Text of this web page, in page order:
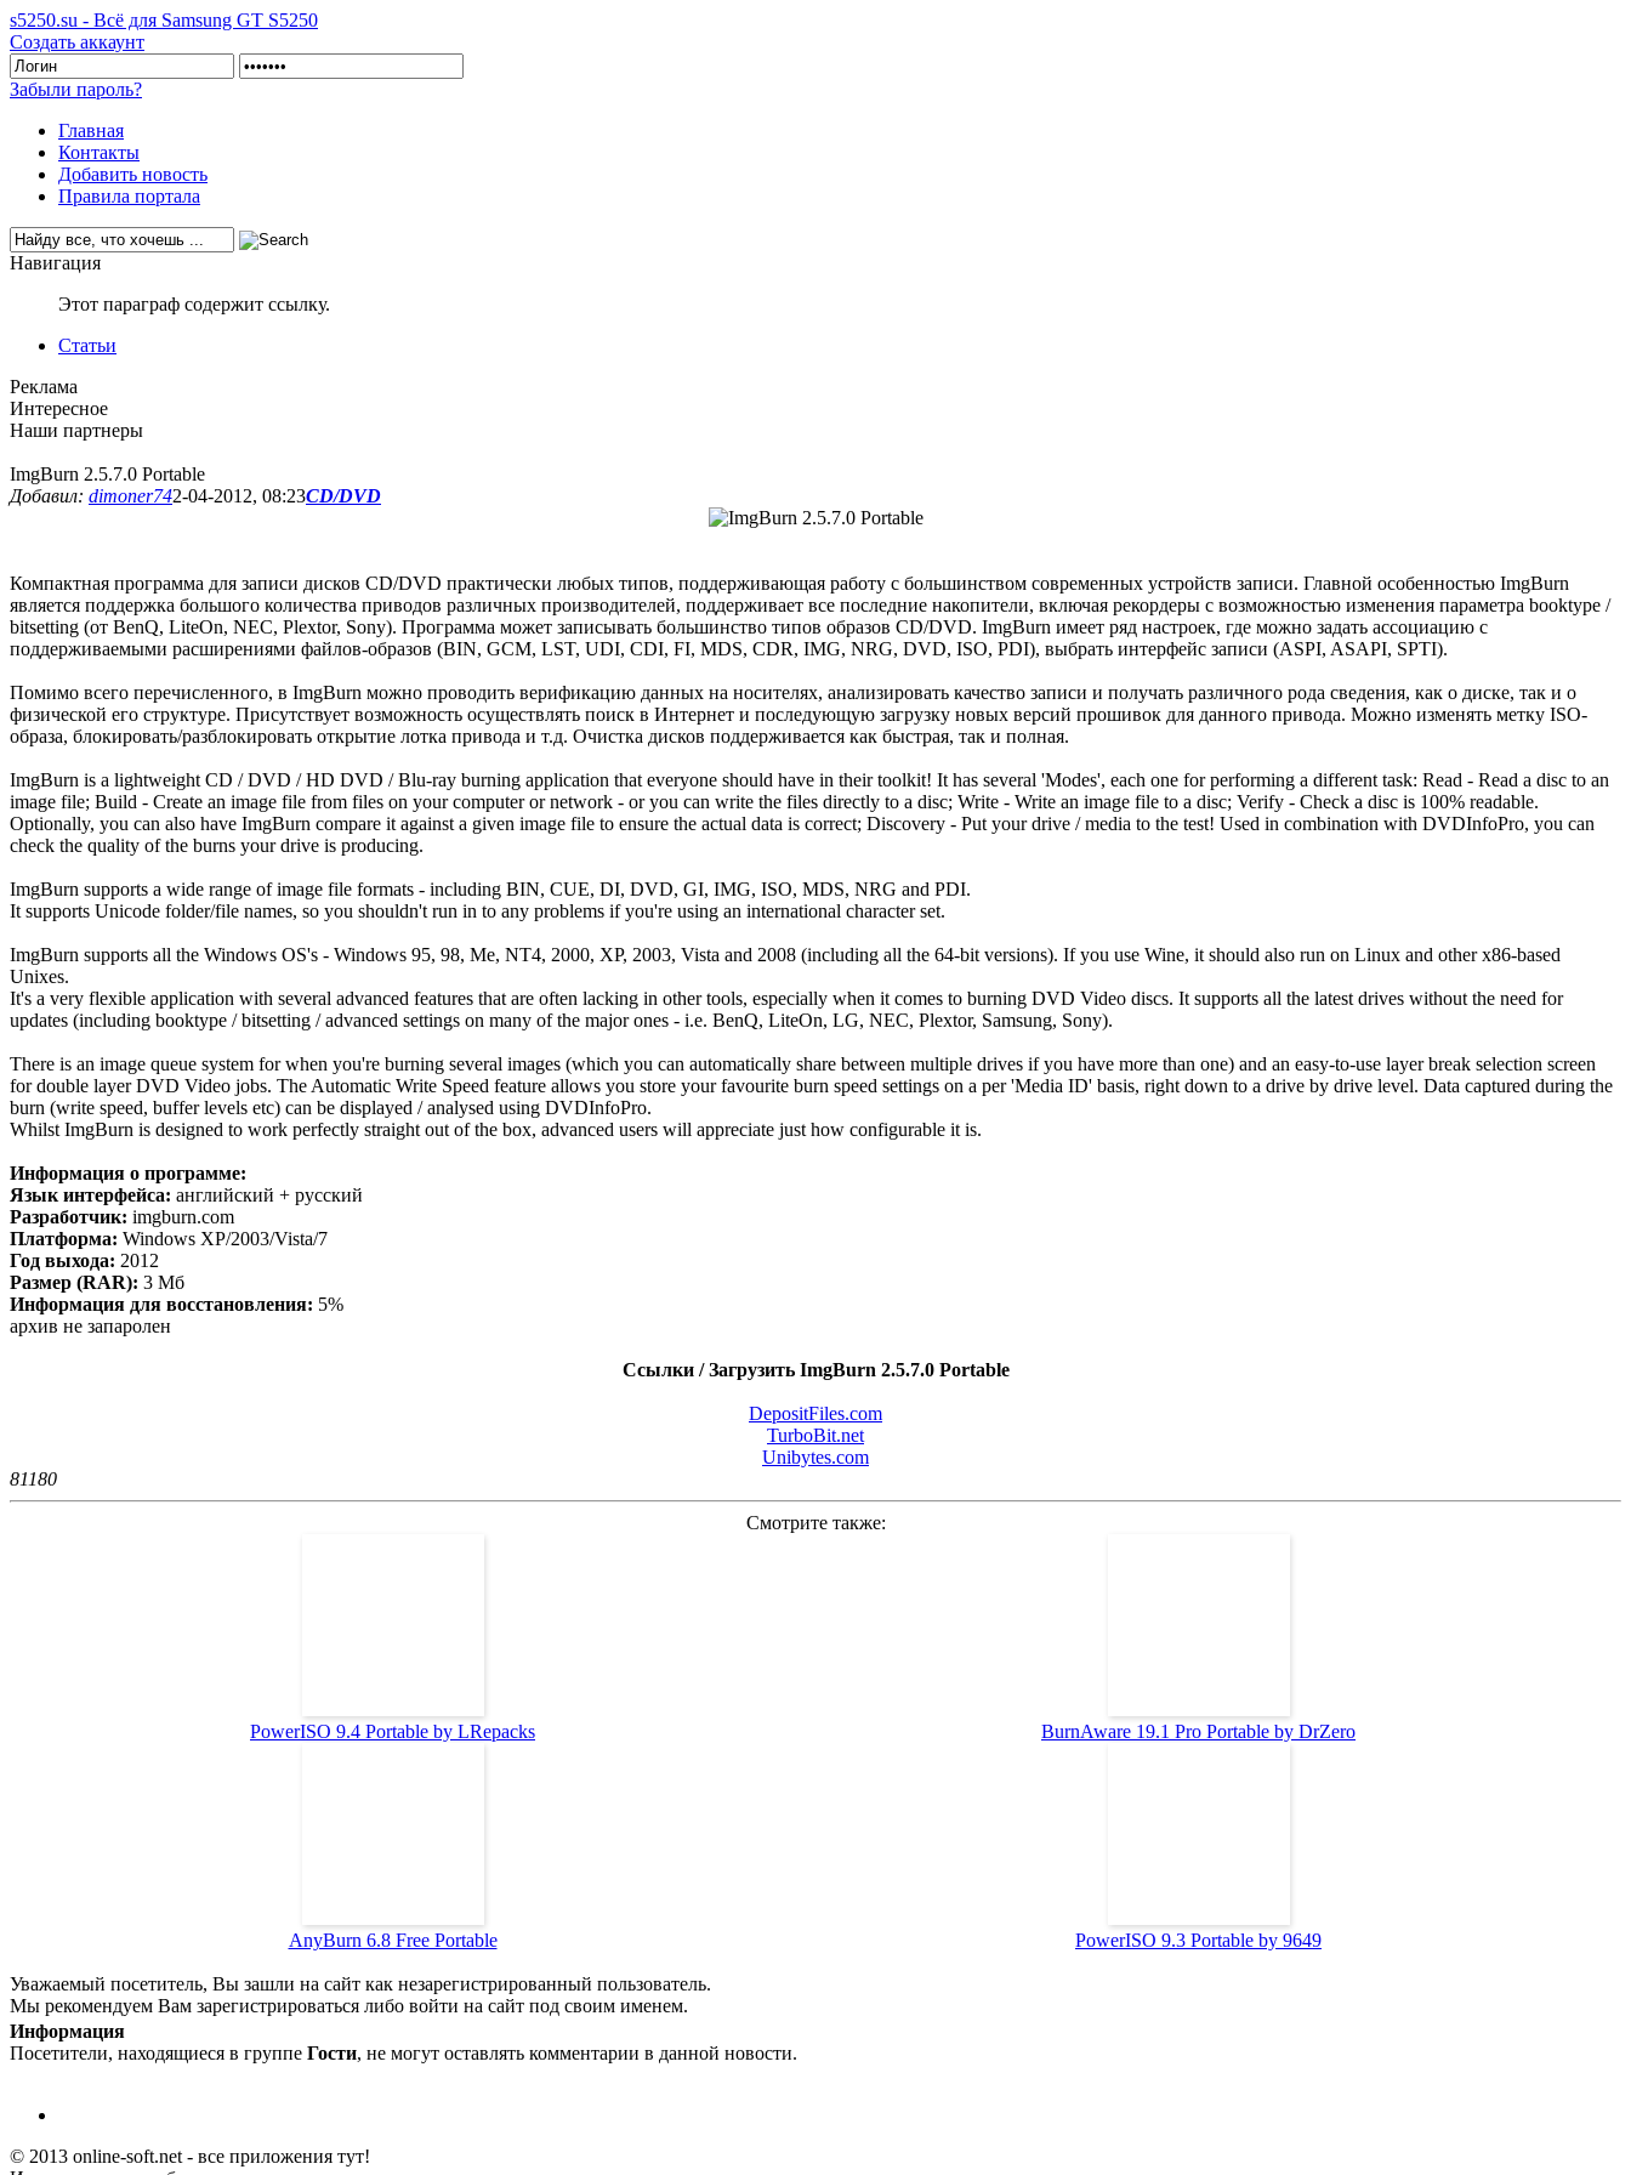
s5250.su - Всё для Samsung GT S5250
Создать аккаунт
Забыли пароль?
Главная
Контакты
Добавить новость
Правила портала
Навигация
Этот параграф содержит ссылку.
Статьи
Реклама
Интересное
Наши партнеры
ImgBurn 2.5.7.0 Portable
Добавил: dimoner742-04-2012, 08:23CD/DVD
Компактная программа для записи дисков CD/DVD практически любых типов, поддерживающая работу с большинством современных устройств записи. Главной особенностью ImgBurn
является поддержка большого количества приводов различных производителей, поддерживает все последние накопители, включая рекордеры с возможностью изменения параметра booktype /
bitsetting (от BenQ, LiteOn, NEC, Plextor, Sony). Программа может записывать большинство типов образов CD/DVD. ImgBurn имеет ряд настроек, где можно задать ассоциацию с
поддерживаемыми расширениями файлов-образов (BIN, GCM, LST, UDI, CDI, FI, MDS, CDR, IMG, NRG, DVD, ISO, PDI), выбрать интерфейс записи (ASPI, ASAPI, SPTI).
Помимо всего перечисленного, в ImgBurn можно проводить верификацию данных на носителях, анализировать качество записи и получать различного рода сведения, как о диске, так и о
физической его структуре. Присутствует возможность осуществлять поиск в Интернет и последующую загрузку новых версий прошивок для данного привода. Можно изменять метку ISO-
образа, блокировать/разблокировать открытие лотка привода и т.д. Очистка дисков поддерживается как быстрая, так и полная.
ImgBurn is a lightweight CD / DVD / HD DVD / Blu-ray burning application that everyone should have in their toolkit! It has several 'Modes', each one for performing a different task: Read - Read a disc to an
image file; Build - Create an image file from files on your computer or network - or you can write the files directly to a disc; Write - Write an image file to a disc; Verify - Check a disc is 100% readable.
Optionally, you can also have ImgBurn compare it against a given image file to ensure the actual data is correct; Discovery - Put your drive / media to the test! Used in combination with DVDInfoPro, you can
check the quality of the burns your drive is producing.
ImgBurn supports a wide range of image file formats - including BIN, CUE, DI, DVD, GI, IMG, ISO, MDS, NRG and PDI.
It supports Unicode folder/file names, so you shouldn't run in to any problems if you're using an international character set.
ImgBurn supports all the Windows OS's - Windows 95, 98, Me, NT4, 2000, XP, 2003, Vista and 2008 (including all the 64-bit versions). If you use Wine, it should also run on Linux and other x86-based
Unixes.
It's a very flexible application with several advanced features that are often lacking in other tools, especially when it comes to burning DVD Video discs. It supports all the latest drives without the need for
updates (including booktype / bitsetting / advanced settings on many of the major ones - i.e. BenQ, LiteOn, LG, NEC, Plextor, Samsung, Sony).
There is an image queue system for when you're burning several images (which you can automatically share between multiple drives if you have more than one) and an easy-to-use layer break selection screen
for double layer DVD Video jobs. The Automatic Write Speed feature allows you store your favourite burn speed settings on a per 'Media ID' basis, right down to a drive by drive level. Data captured during the
burn (write speed, buffer levels etc) can be displayed / analysed using DVDInfoPro.
Whilst ImgBurn is designed to work perfectly straight out of the box, advanced users will appreciate just how configurable it is.
Информация о программе:
Язык интерфейса: английский + русский
Разработчик: imgburn.com
Платформа: Windows XP/2003/Vista/7
Год выхода: 2012
Размер (RAR): 3 Мб
Информация для восстановления: 5%
архив не запаролен
Ссылки / Загрузить ImgBurn 2.5.7.0 Portable
DepositFiles.com
TurboBit.net
Unibytes.com
81180
Смотрите также:
PowerISO 9.4 Portable by LRepacks BurnAware 19.1 Pro Portable by DrZero
AnyBurn 6.8 Free Portable PowerISO 9.3 Portable by 9649
Уважаемый посетитель, Вы зашли на сайт как незарегистрированный пользователь.
Мы рекомендуем Вам зарегистрироваться либо войти на сайт под своим именем.
Информация
Посетители, находящиеся в группе Гости, не могут оставлять комментарии в данной новости.
© 2013 online-soft.net - все приложения тут!